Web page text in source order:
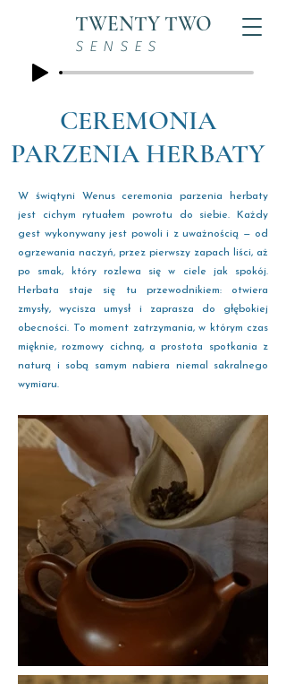
TWENTY TWO
SENSES
CEREMONIA
PARZENIA HERBATY
W świątyni Wenus ceremonia parzenia herbaty
jest cichym rytuałem powrotu do siebie. Każdy
gest wykonywany jest powoli i z uważnością — od
ogrzewania naczyń, przez pierwszy zapach liści, aż
po smak, który rozlewa się w ciele jak spokój.
Herbata staje się tu przewodnikiem: otwiera
zmysły, wycisza umysł i zaprasza do głębokiej
obecności. To moment zatrzymania, w którym czas
mięknie, rozmowy cichną, a prostota spotkania z
naturą i sobą samym nabiera niemal sakralnego
wymiaru.